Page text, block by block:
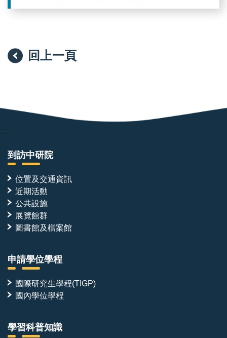
回上一頁
:::
到訪中研院
位置及交通資訊
近期活動
公共設施
展覽館群
圖書館及檔案館
申請學位學程
國際研究生學程(TIGP)
國內學位學程
學習科普知識